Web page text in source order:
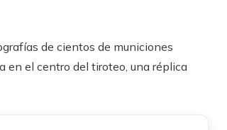
de cientos de municiones
en el centro del tiroteo, una réplica